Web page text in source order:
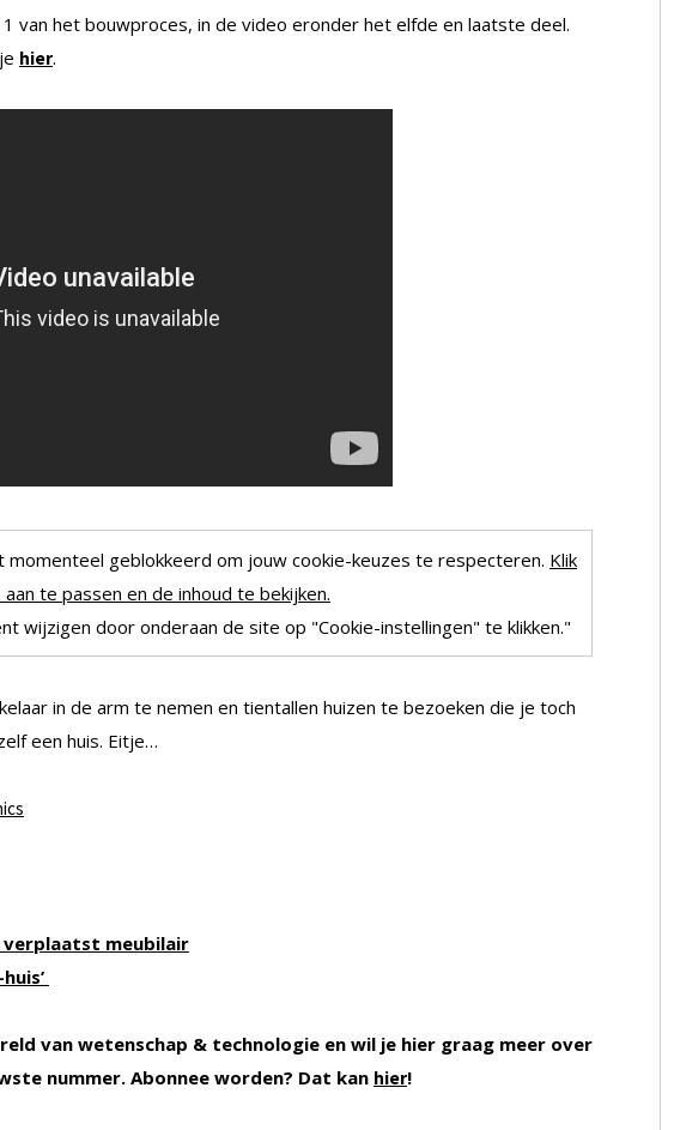
van het bouwproces, in de video eronder het elfde en laatste deel.
hier.
momenteel geblokkeerd om jouw cookie-keuzes te respecteren. Klik
te passen en de inhoud te bekijken.
wijzigen door onderaan de site op "Cookie-instellingen" te klikken."
in de arm te nemen en tientallen huizen te bezoeken die je toch
een huis. Eitje…
verplaatst meubilair
van wetenschap & technologie en wil je hier graag meer over
nummer. Abonnee worden? Dat kan hier!